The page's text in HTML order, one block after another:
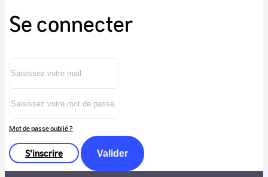
Se connecter
Mot de passe oublié ?
S'inscrire Valider